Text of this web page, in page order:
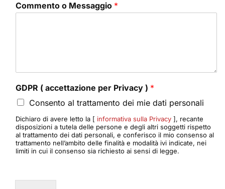
Commento o Messaggio *
GDPR ( accettazione per Privacy ) *
Consento al trattamento dei mie dati personali
Dichiaro di avere letto la [ informativa sulla Privacy ], recante
disposizioni a tutela delle persone e degli altri soggetti rispetto
al trattamento dei dati personali, e conferisco il mio consenso al
trattamento nell’ambito delle finalità e modalità ivi indicate, nei
limiti in cui il consenso sia richiesto ai sensi di legge.